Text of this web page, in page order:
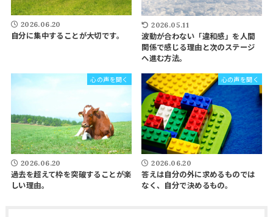
2026.06.20
自分に集中することが大切です。
2026.05.11
波動が合わない「違和感」を人間
関係で感じる理由と次のステージ
へ進む方法。
心の声を聞く
2026.06.20
過去を超えて枠を突破することが楽
しい理由。
心の声を聞く
2026.06.20
答えは自分の外に求めるものでは
なく、自分で決めるもの。